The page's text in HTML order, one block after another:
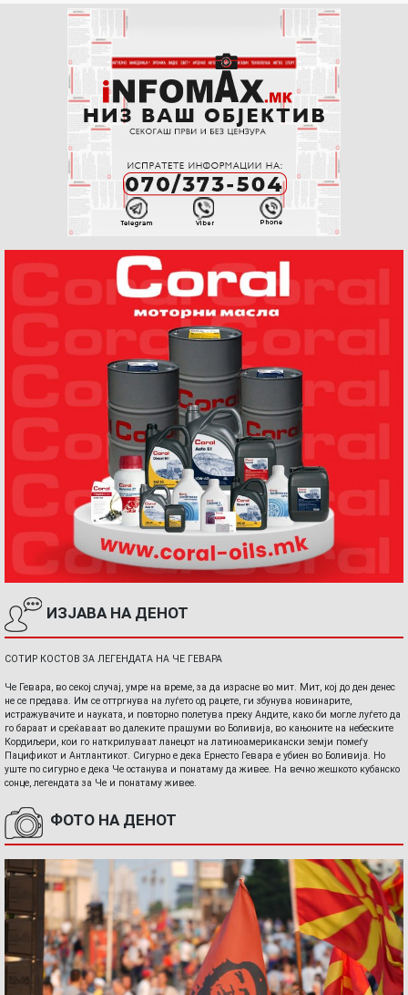
ИЗЈАВА НА ДЕНОТ
СОТИР КОСТОВ ЗА ЛЕГЕНДАТА НА ЧЕ ГЕВАРА
Че Гевара, во секој случај, умре на време, за да израсне во мит. Мит, кој до ден денес
не се предава. Им се оттргнува на луѓето од рацете, ги збунува новинарите,
истражувачите и науката, и повторно полетува преку Андите, како би могле луѓето да
го бараат и среќаваат во далеките прашуми во Боливија, во кањоните на небеските
Кордиљери, кои го наткрилуваат ланецот на латиноамерикански земји помеѓу
Пацификот и Антлантикот. Сигурно е дека Ернесто Гевара е убиен во Боливија. Но
уште по сигурно е дека Че останува и понатаму да живее. На вечно жешкото кубанско
сонце, легендата за Че и понатаму живее.
ФОТО НА ДЕНОТ